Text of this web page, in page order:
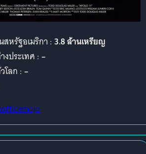
สหรัฐอเมริกา : 3.8 ล้านเหรียญ
งประเทศ : –
โลก : –